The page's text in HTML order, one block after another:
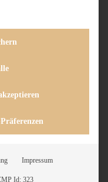
Impressum
Id: 323